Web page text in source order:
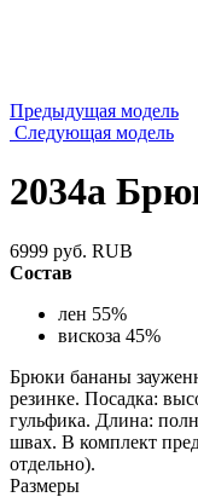
Предыдущая модель
Следующая модель
2034а
6999 руб. RUB
Состав
лен 55%
вискоза 45%
Брюки бананы
резинке. Посадка:
гульфика. Длина:
швах. В комплект
отдельно).
Размеры